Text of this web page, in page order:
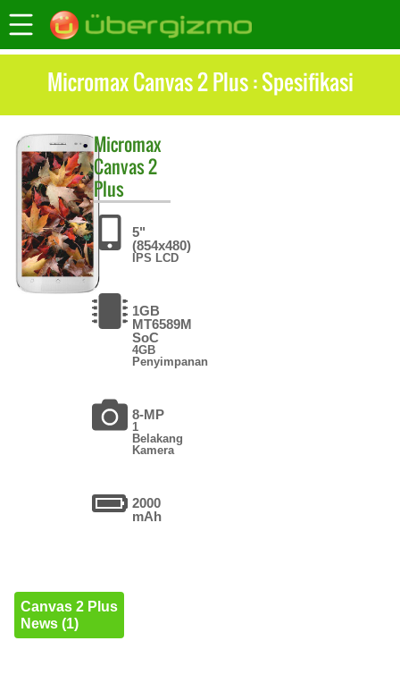
Micromax Canvas 2 Plus : Spesifikasi
Micromax
Canvas 2
Plus
5"
(854x480)
IPS LCD
1GB
MT6589M
SoC
4GB
Penyimpanan
8-MP
1
Belakang
Kamera
2000
mAh
Canvas 2 Plus
News (1)